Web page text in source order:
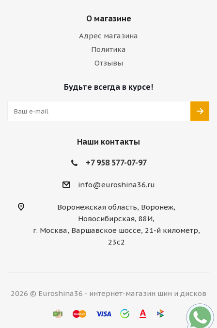
О магазине
Адрес магазина
Политика
Отзывы
Будьте всегда в курсе!
Наши контакты
+7 958 577-07-97
info@euroshina36.ru
Воронежская область, Воронеж,
Новосибирская, 88И,
г. Москва, Варшавское шоссе, 21-й километр,
23с2
2026 © Euroshina36 - интернет-магазин шин и дисков